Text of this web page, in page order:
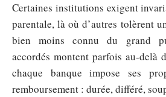
Certaines institutions exigent
parentale, là où d’autres tolèrent
bien moins connu du grand
accordés montent parfois au-delà
chaque banque impose ses
remboursement : durée, différé,